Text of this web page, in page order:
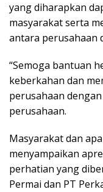
yang diharapkan
masyarakat serta
antara perusahaan
“Semoga bantuan
keberkahan dan
perusahaan
perusahaan.
Masyarakat dan
menyampaikan
perhatian yang
Permai dan PT